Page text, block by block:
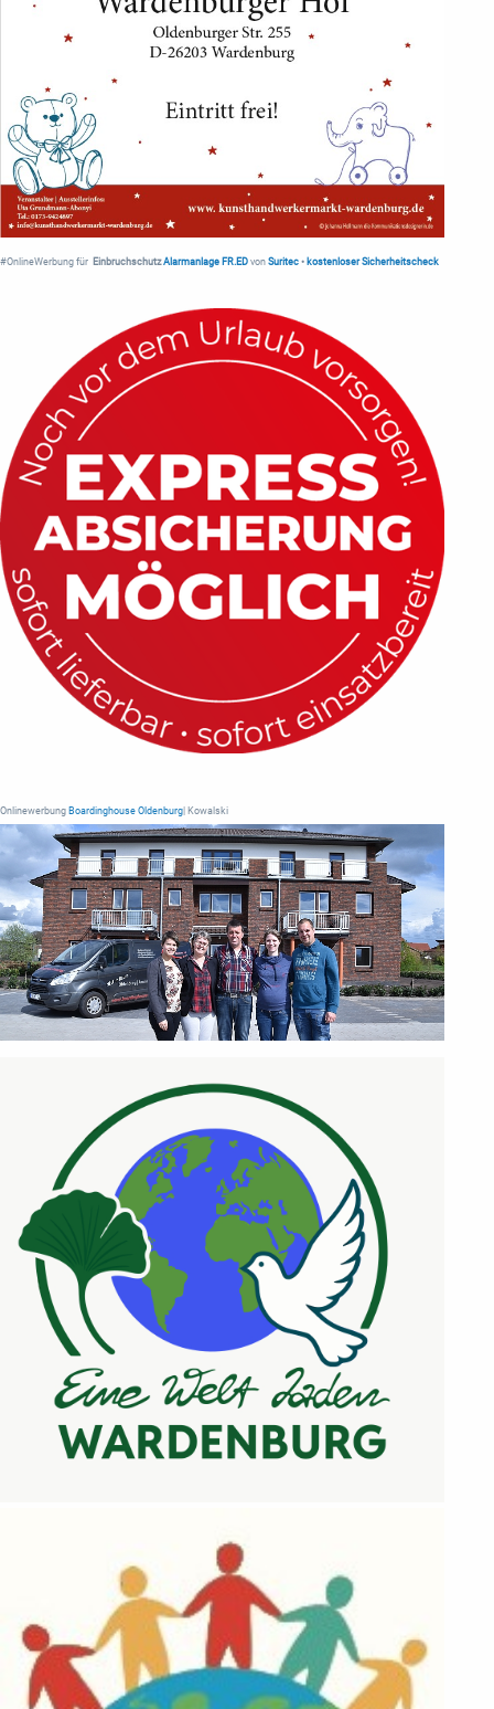
#OnlineWerbung für Einbruchschutz Alarmanlage FR.ED von Suritec • kostenloser Sicherheitscheck
Onlinewerbung Boardinghouse Oldenburg | Kowalski